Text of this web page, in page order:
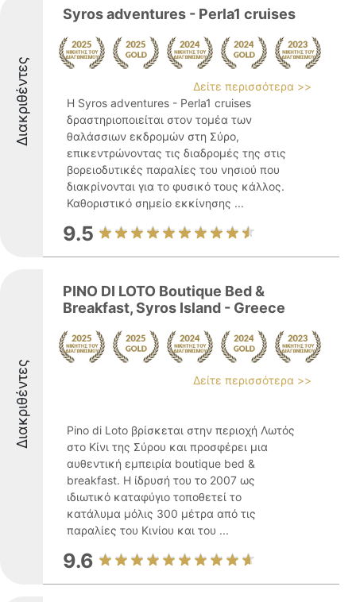
Διακριθέντες
Syros adventures - Perla1 cruises
Δείτε περισσότερα >>
Η Syros adventures - Perla1 cruises
δραστηριοποιείται στον τομέα των
θαλάσσιων εκδρομών στη Σύρο,
επικεντρώνοντας τις διαδρομές της στις
βορειοδυτικές παραλίες του νησιού που
διακρίνονται για το φυσικό τους κάλλος.
Καθοριστικό σημείο εκκίνησης ...
9.5
Διακριθέντες
PINO DI LOTO Boutique Bed &
Breakfast, Syros Island - Greece
Δείτε περισσότερα >>
Pino di Loto βρίσκεται στην περιοχή Λωτός
στο Κίνι της Σύρου και προσφέρει μια
αυθεντική εμπειρία boutique bed &
breakfast. Η ίδρυσή του το 2007 ως
ιδιωτικό καταφύγιο τοποθετεί το
κατάλυμα μόλις 300 μέτρα από τις
παραλίες του Κινίου και του ...
9.6